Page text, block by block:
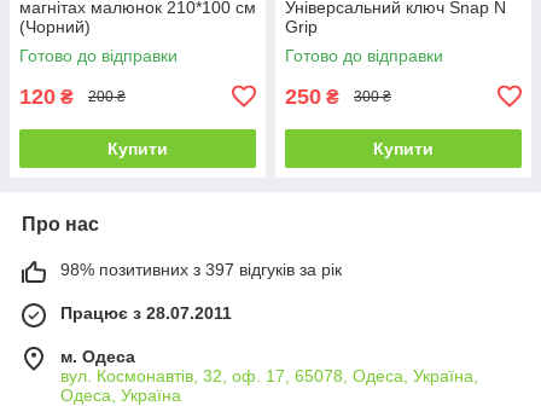
магнітах малюнок 210*100 см
(Чорний)
Готово до відправки
120 ₴ 200 ₴
Купити
Універсальний ключ Snap N
Grip
Готово до відправки
250 ₴ 300 ₴
Купити
Про нас
98% позитивних з 397 відгуків за рік
Працює з 28.07.2011
м. Одеса
вул. Космонавтів, 32, оф. 17, 65078, Одеса, Україна,
Одеса, Україна